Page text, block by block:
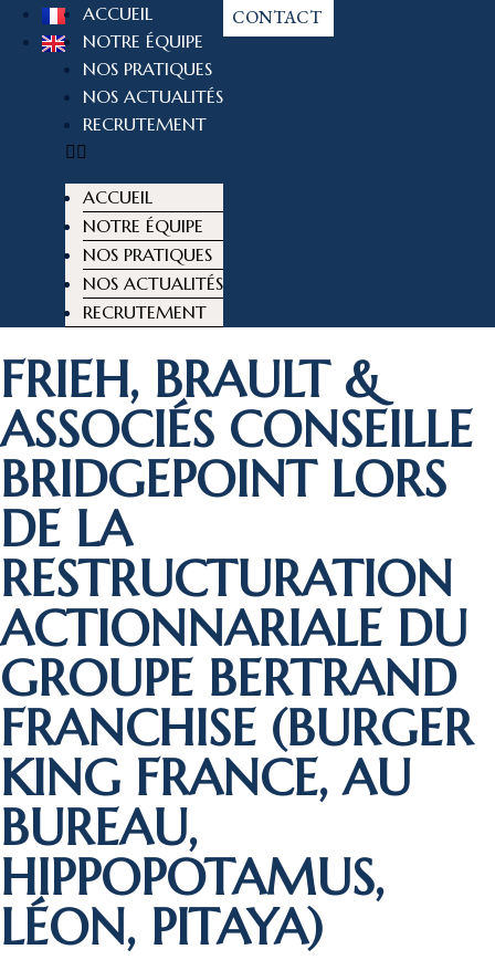
ACCUEIL
NOTRE ÉQUIPE
NOS PRATIQUES
NOS ACTUALITÉS
RECRUTEMENT
ACCUEIL
NOTRE ÉQUIPE
NOS PRATIQUES
NOS ACTUALITÉS
RECRUTEMENT
CONTACT
FRIEH, BRAULT &
ASSOCIÉS CONSEILLE
BRIDGEPOINT LORS
DE LA
RESTRUCTURATION
ACTIONNARIALE DU
GROUPE BERTRAND
FRANCHISE (BURGER
KING FRANCE, AU
BUREAU,
HIPPOPOTAMUS,
LÉON, PITAYA)